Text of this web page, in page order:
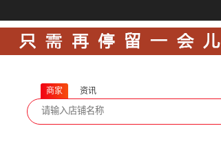
商家 资讯